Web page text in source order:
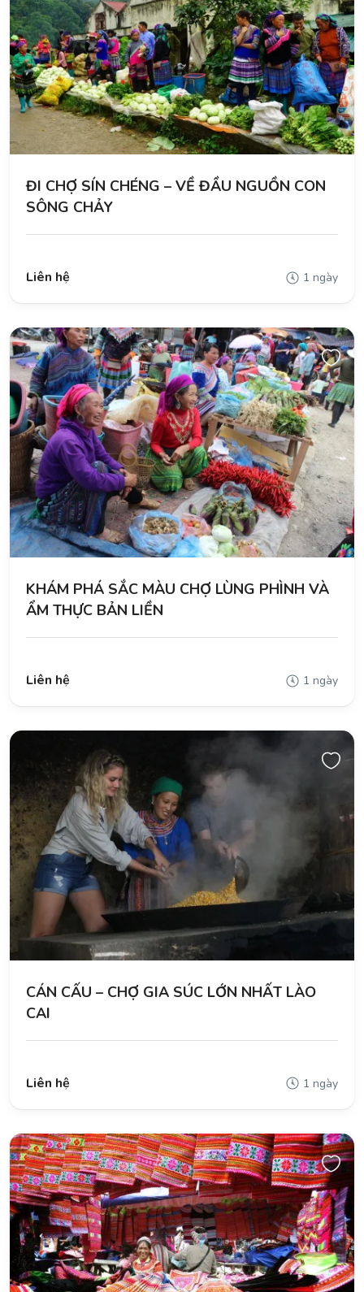
ĐI CHỢ SÍN CHÉNG – VỀ ĐẦU NGUỒN CON
SÔNG CHẢY
Liên hệ 1 ngày
KHÁM PHÁ SẮC MÀU CHỢ LÙNG PHÌNH VÀ
ẨM THỰC BẢN LIỀN
Liên hệ 1 ngày
CÁN CẤU – CHỢ GIA SÚC LỚN NHẤT LÀO
CAI
Liên hệ 1 ngày